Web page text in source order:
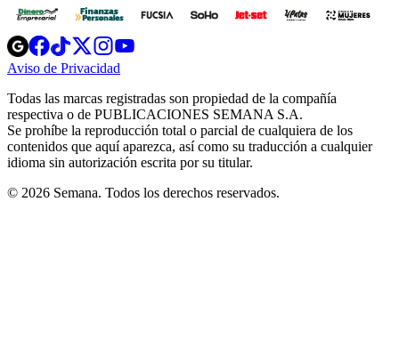
Opens
in
new
Opens
in
new
Opens
in
new
window
Opens
new
windowwindow
Aviso de Privacidad
new
window
Todas las marcas registradas son propiedad de la compañía
respectiva o de PUBLICACIONES SEMANA S.A.
Se prohíbe la reproducción total o parcial de cualquiera de los
contenidos que aquí aparezca, así como su traducción a cualquier
idioma sin autorización escrita por su titular.
© 2026 Semana. Todos los derechos reservados.